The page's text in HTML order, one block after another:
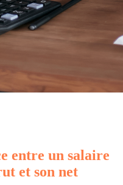
entre un salaire
et son net